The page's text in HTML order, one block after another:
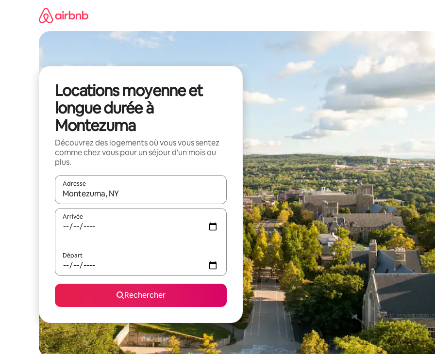
Locations moyenne et
longue durée à
Montezuma
Découvrez des logements où vous vous sentez
comme chez vous pour un séjour d'un mois ou
plus.
Adresse
Lorsque les résultats s'affichent, utilisez les flèches vers le haut et vers le bas pour les parcourir ou en appuyant et en
Arrivée
Départ
Rechercher